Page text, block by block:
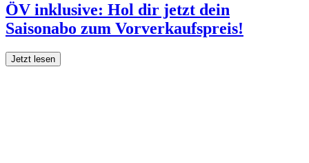
ÖV inklusive: Hol dir jetzt dein
Saisonabo zum Vorverkaufspreis!
Jetzt lesen